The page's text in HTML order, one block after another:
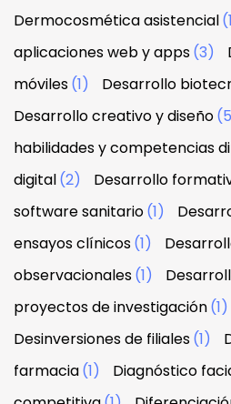
Dermocosmética asistencial
aplicaciones web y apps(3)
móviles(1) Desarrollo
Desarrollo creativo y diseño
habilidades y competencias
digital(2) Desarrollo
software sanitario(1)
ensayos clínicos(1)
observacionales(1)
proyectos de investigación(1)
Desinversiones de filiales(1)
farmacia(1) Diagnóstico